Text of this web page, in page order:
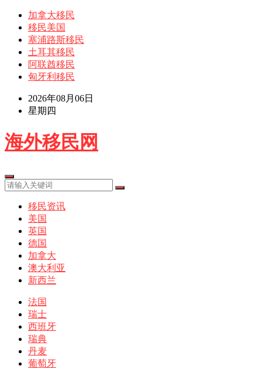
加拿大移民
移民美国
塞浦路斯移民
土耳其移民
阿联酋移民
匈牙利移民
2026年08月06日
星期四
海外移民网
移民资讯
美国
英国
德国
加拿大
澳大利亚
新西兰
法国
瑞士
西班牙
瑞典
丹麦
葡萄牙